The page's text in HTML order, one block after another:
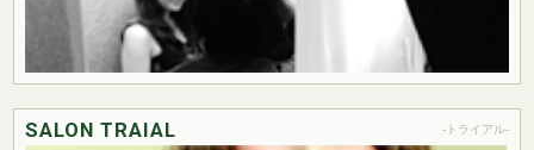
SALON TRAIAL -トライアル-